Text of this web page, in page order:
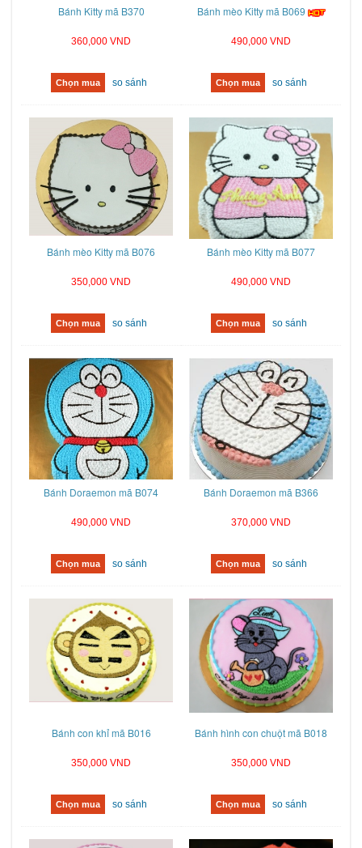
Bánh Kitty mã B370
360,000 VND
Chọn mua so sánh
Bánh mèo Kitty mã B069
490,000 VND
Chọn mua so sánh
Bánh mèo Kitty mã B076
350,000 VND
Chọn mua so sánh
Bánh mèo Kitty mã B077
490,000 VND
Chọn mua so sánh
Bánh Doraemon mã B074
490,000 VND
Chọn mua so sánh
Bánh Doraemon mã B366
370,000 VND
Chọn mua so sánh
Bánh con khỉ mã B016
350,000 VND
Chọn mua so sánh
Bánh hình con chuột mã B018
350,000 VND
Chọn mua so sánh